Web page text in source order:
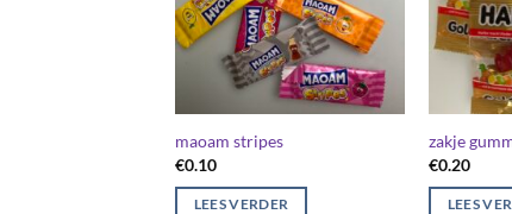
maoam stripes
€0.10
LEES VERDER
zakje
€0.20
LEES